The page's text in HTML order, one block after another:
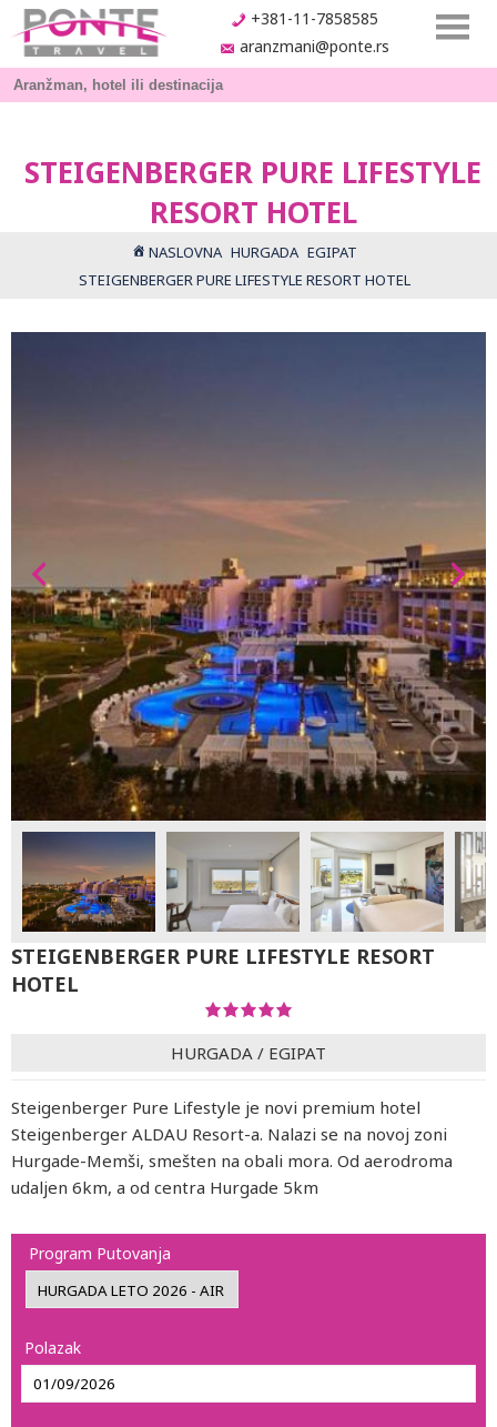
+381-11-7858585
aranzmani@ponte.rs
STEIGENBERGER PURE LIFESTYLE
RESORT HOTEL
NASLOVNA HURGADA EGIPAT
STEIGENBERGER PURE LIFESTYLE RESORT HOTEL
STEIGENBERGER PURE LIFESTYLE RESORT
HOTEL
HURGADA / EGIPAT
Steigenberger Pure Lifestyle je novi premium hotel
Steigenberger ALDAU Resort-a. Nalazi se na novoj zoni
Hurgade-Memši, smešten na obali mora. Od aerodroma
udaljen 6km, a od centra Hurgade 5km
Program Putovanja
Polazak